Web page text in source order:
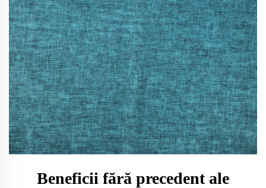
Beneficii fără precedent ale